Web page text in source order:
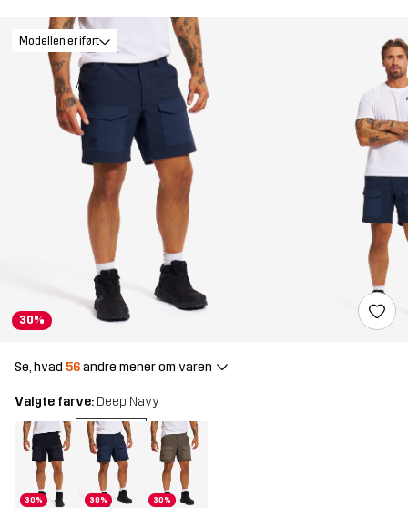
30%
Modellen er iført
Se, hvad 56andre mener om varen
Valgte farve: Deep Navy
30% 30% 30%